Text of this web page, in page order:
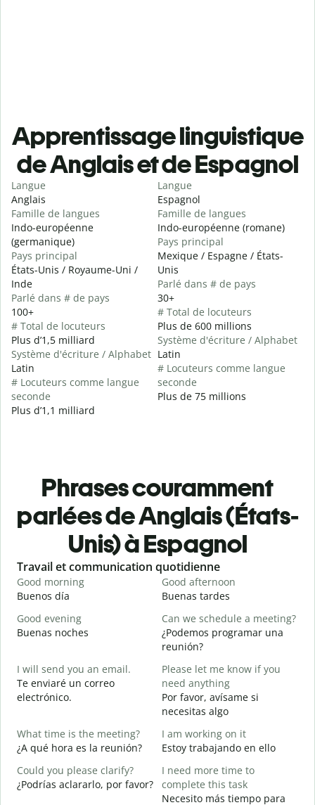
Apprentissage linguistique
de Anglais et de Espagnol
Langue
Anglais
Famille de langues
Indo-européenne
(germanique)
Pays principal
États-Unis / Royaume-Uni /
Inde
Parlé dans # de pays
100+
# Total de locuteurs
Plus d’1,5 milliard
Système d'écriture / Alphabet
Latin
# Locuteurs comme langue
seconde
Plus d’1,1 milliard
Langue
Espagnol
Famille de langues
Indo-européenne (romane)
Pays principal
Mexique / Espagne / États-
Unis
Parlé dans # de pays
30+
# Total de locuteurs
Plus de 600 millions
Système d'écriture / Alphabet
Latin
# Locuteurs comme langue
seconde
Plus de 75 millions
Phrases couramment
parlées de Anglais (États-
Unis) à Espagnol
Slide 1 of 6
Travail et communication quotidienne
Good morning
Buenos día
Good afternoon
Buenas tardes
Good evening
Buenas noches
Can we schedule a meeting?
¿Podemos programar una
reunión?
I will send you an email.
Te enviaré un correo
electrónico.
Please let me know if you
need anything
Por favor, avísame si
necesitas algo
What time is the meeting?
¿A qué hora es la reunión?
I am working on it
Estoy trabajando en ello
Could you please clarify?
¿Podrías aclararlo, por favor?
I need more time to
complete this task
Necesito más tiempo para